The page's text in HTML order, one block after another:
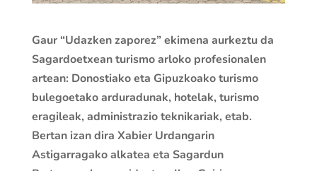
Gaur “Udazken zaporez” ekimena aurkeztu da
Sagardoetxean turismo arloko profesionalen
artean: Donostiako eta Gipuzkoako turismo
bulegoetako arduradunak, hotelak, turismo
eragileak, administrazio teknikariak, etab.
Bertan izan dira Xabier Urdangarin
Astigarragako alkatea eta Sagardun